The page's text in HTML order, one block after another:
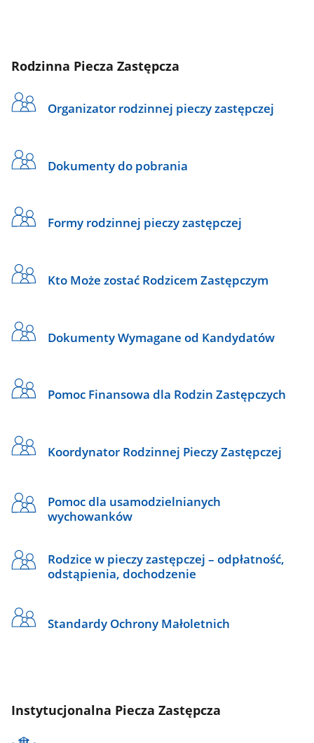
Rodzinna Piecza Zastępcza
Organizator rodzinnej pieczy zastępczej
Dokumenty do pobrania
Formy rodzinnej pieczy zastępczej
Kto Może zostać Rodzicem Zastępczym
Dokumenty Wymagane od Kandydatów
Pomoc Finansowa dla Rodzin Zastępczych
Koordynator Rodzinnej Pieczy Zastępczej
Pomoc dla usamodzielnianych
wychowanków
Rodzice w pieczy zastępczej – odpłatność,
odstąpienia, dochodzenie
Standardy Ochrony Małoletnich
Instytucjonalna Piecza Zastępcza